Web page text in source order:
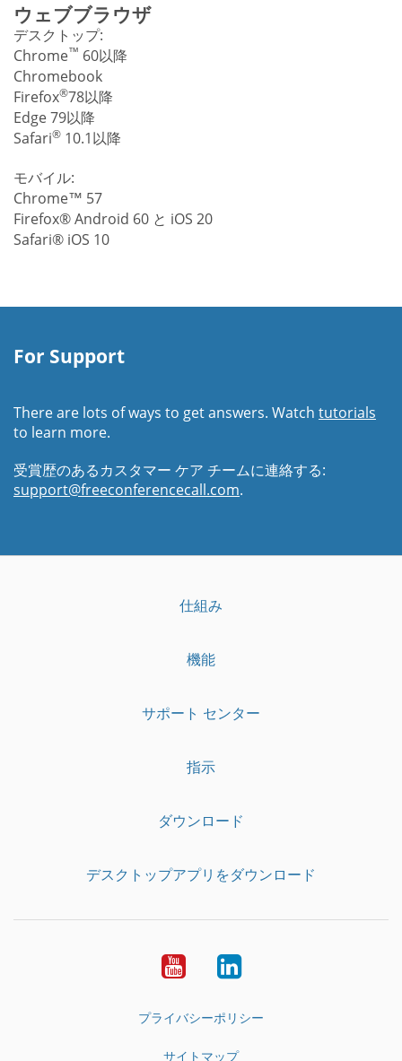
ウェブブラウザ
デスクトップ:
Chrome™ 60以降
Chromebook
Firefox®78以降
Edge 79以降
Safari® 10.1以降
モバイル:
Chrome™ 57
Firefox® Android 60 と iOS 20
Safari® iOS 10
For Support
There are lots of ways to get answers. Watch tutorials
to learn more.
受賞歴のあるカスタマー ケア チームに連絡する:
support@freeconferencecall.com.
仕組み
機能
サポート センター
指示
ダウンロード
デスクトップアプリをダウンロード
YouTubeLinkedIn
プライバシーポリシー
サイトマップ